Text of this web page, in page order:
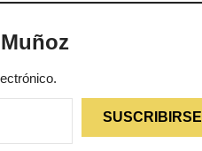
SUSCRIBIRSE